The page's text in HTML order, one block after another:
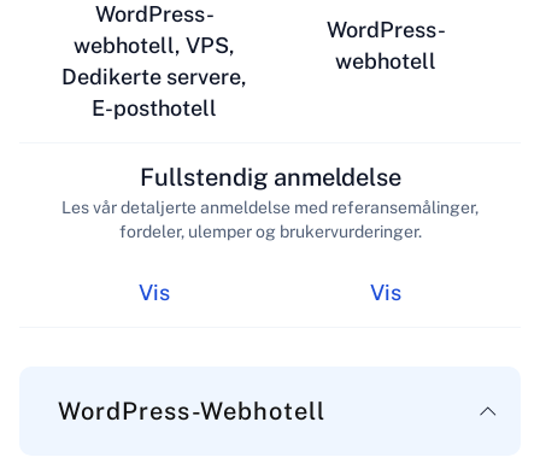
WordPress-
webhotell, VPS,
Dedikerte servere,
E-posthotell
WordPress-
webhotell
Vis
Fullstendig anmeldelse
Les vår detaljerte anmeldelse med referansemålinger,
fordeler, ulemper og brukervurderinger.
Vis
WordPress-Webhotell